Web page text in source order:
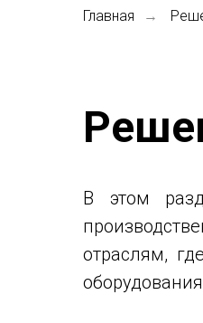
Главная →
В этом
отраслям,